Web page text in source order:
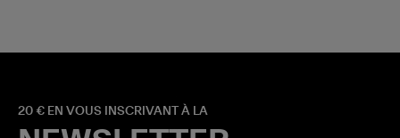
20 € EN VOUS INSCRIVANT À LA